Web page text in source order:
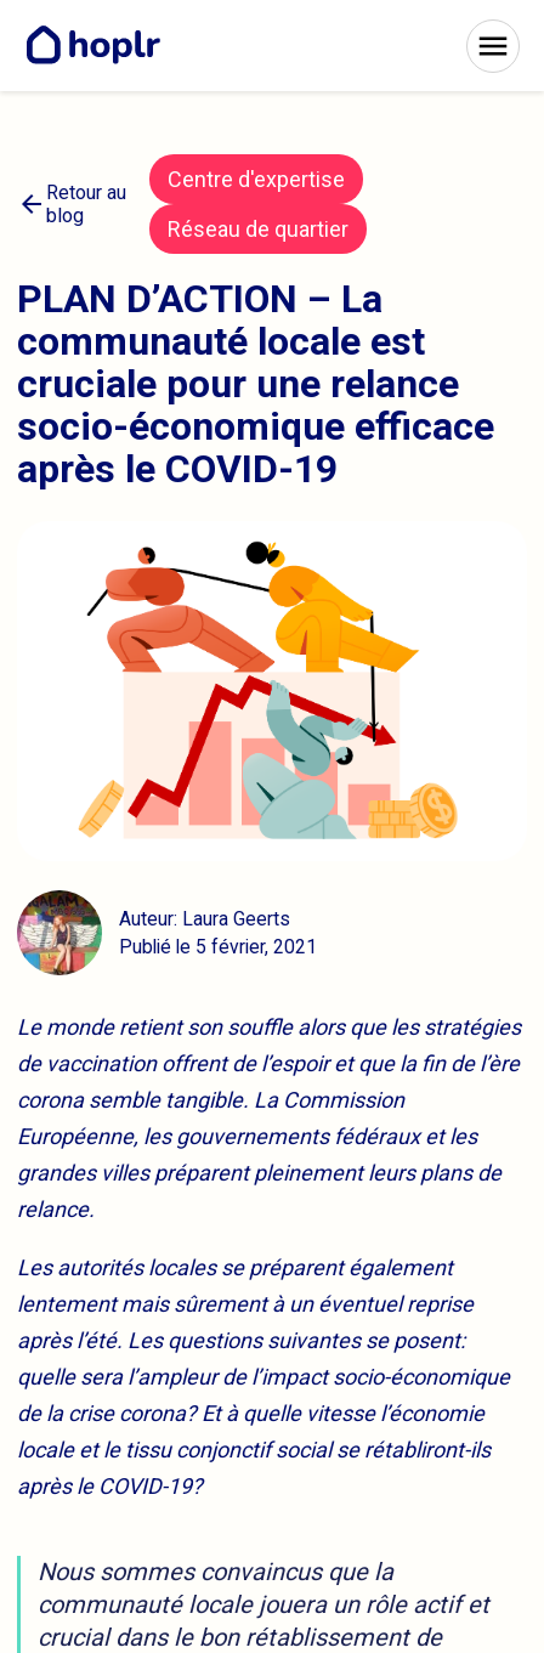
arrow_back Retour au
blog
Centre d'expertise
Réseau de quartier
PLAN D’ACTION – La
communauté locale est
cruciale pour une relance
socio-économique efficace
après le COVID-19
Auteur: Laura Geerts
Publié le 5 février, 2021
Le monde retient son souffle alors que les stratégies
de vaccination offrent de l’espoir et que la fin de l’ère
corona semble tangible. La Commission
Européenne, les gouvernements fédéraux et les
grandes villes préparent pleinement leurs plans de
relance.
Les autorités locales se préparent également
lentement mais sûrement à un éventuel reprise
après l’été. Les questions suivantes se posent:
quelle sera l’ampleur de l’impact socio-économique
de la crise corona? Et à quelle vitesse l’économie
locale et le tissu conjonctif social se rétabliront-ils
après le COVID-19?
Nous sommes convaincus que la
communauté locale jouera un rôle actif et
crucial dans le bon rétablissement de